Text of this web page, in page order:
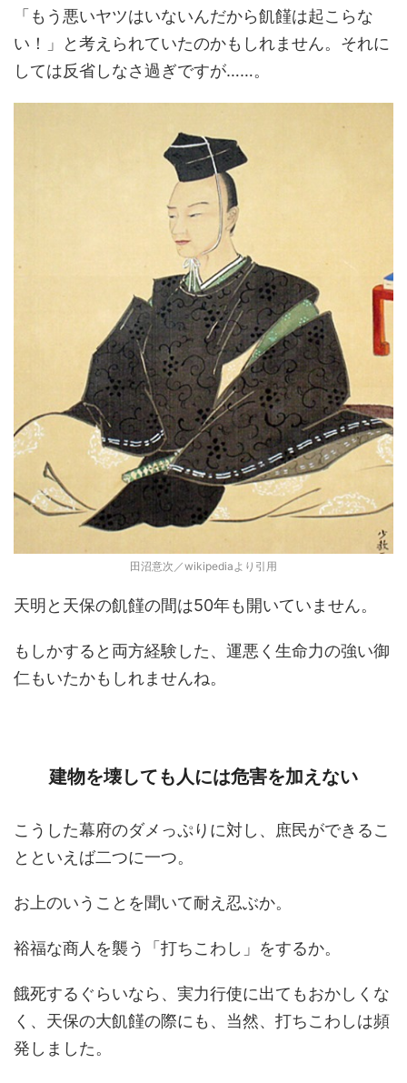
「もう悪いヤツはいないんだから飢饉は起こらな
い！」と考えられていたのかもしれません。それに
しては反省しなさ過ぎですが……。
田沼意次／wikipediaより引用
天明と天保の飢饉の間は50年も開いていません。
もしかすると両方経験した、運悪く生命力の強い御
仁もいたかもしれませんね。
建物を壊しても人には危害を加えない
こうした幕府のダメっぷりに対し、庶民ができるこ
とといえば二つに一つ。
お上のいうことを聞いて耐え忍ぶか。
裕福な商人を襲う「打ちこわし」をするか。
餓死するぐらいなら、実力行使に出てもおかしくな
く、天保の大飢饉の際にも、当然、打ちこわしは頻
発しました。